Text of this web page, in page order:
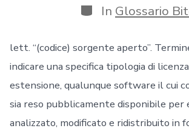
Categorie
In Glossario
lett. “(codice) sorgente aperto”.
indicare una specifica tipologia di licenza
estensione, qualunque software il cui
sia reso pubblicamente disponibile per
analizzato, modificato e ridistribuito in